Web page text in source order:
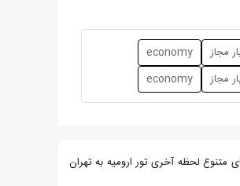
economy
economy
عزیز است. پکیج‌های متنوع لحظه آخری تور ارومیه به تهران